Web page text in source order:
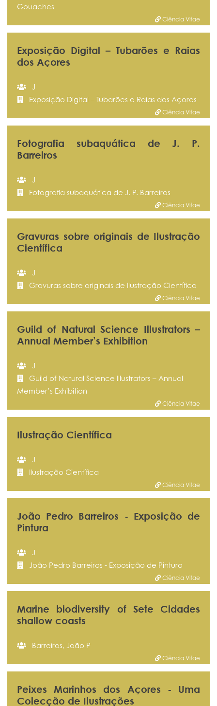
Gouaches
Ciência Vitae
Exposição Digital – Tubarões e Raias
dos Açores
J
Exposição Digital – Tubarões e Raias dos Açores
Ciência Vitae
Fotografia subaquática de J. P.
Barreiros
J
Fotografia subaquática de J. P. Barreiros
Ciência Vitae
Gravuras sobre originais de Ilustração
Científica
J
Gravuras sobre originais de Ilustração Científica
Ciência Vitae
Guild of Natural Science Illustrators –
Annual Member’s Exhibition
J
Guild of Natural Science Illustrators – Annual
Member’s Exhibition
Ciência Vitae
Ilustração Científica
J
Ilustração Científica
Ciência Vitae
João Pedro Barreiros - Exposição de
Pintura
J
João Pedro Barreiros - Exposição de Pintura
Ciência Vitae
Marine biodiversity of Sete Cidades
shallow coasts
Barreiros, João P
Ciência Vitae
Peixes Marinhos dos Açores - Uma
Colecção de Ilustrações